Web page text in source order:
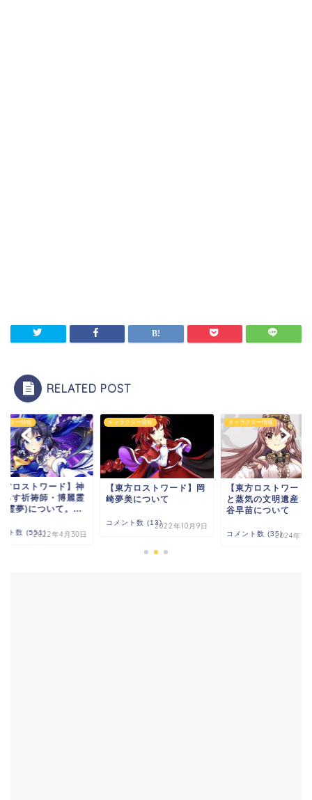
RELATED POST
クター情報
方ロストワード】神
ろす祈祷師・博麗霊
霊夢)について。...
2022年4月30日
ト数 (551)
キャラクター情報
【東方ロストワード】岡
崎夢美について
2022年10月9日
コメント数 (13)
キャラクター情報
【東方ロストワード
と蒸気の文明遺産・
谷早苗について
2024年1
コメント数 (35)